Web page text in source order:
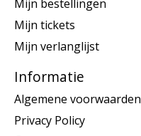
Mijn bestellingen
Mijn tickets
Mijn verlanglijst
Informatie
Algemene voorwaarden
Privacy Policy